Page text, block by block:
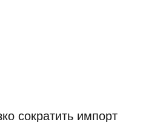
сократить импорт